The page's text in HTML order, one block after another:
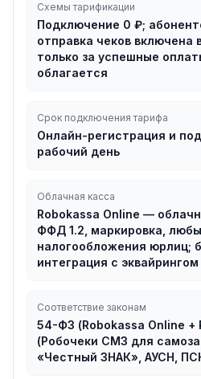
Схемы тарификации
Подключение 0 ₽;
отправка чеков включена
только за успешные
облагается
Срок подключения тарифа
Онлайн-регистрация и
рабочий день
Облачная касса
Robokassa Online —
ФФД 1.2, маркировка,
налогообложения юрлиц;
интеграция с эквайрингом
Соответствие законам
54-ФЗ (Robokassa Online
(Робочеки СМЗ для
«Честный ЗНАК», АУСН,